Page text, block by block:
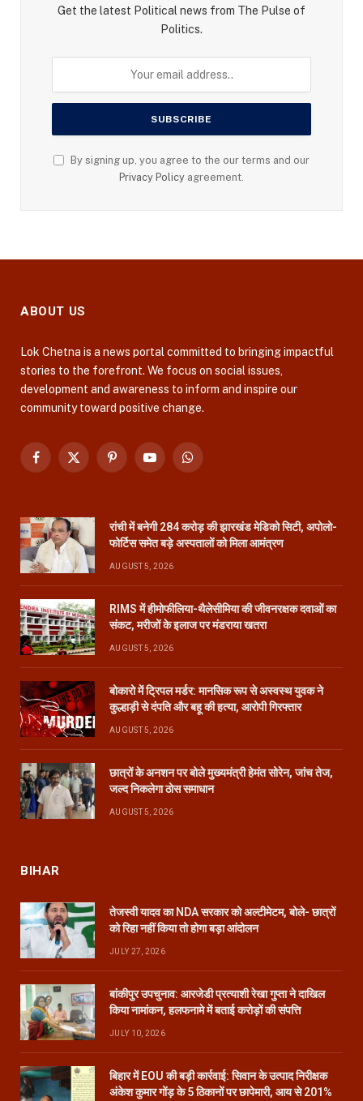
Get the latest Political news from The Pulse of
Politics.
By signing up, you agree to the our terms and our
Privacy Policy agreement.
ABOUT US
Lok Chetna is a news portal committed to bringing impactful
stories to the forefront. We focus on social issues,
development and awareness to inform and inspire our
community toward positive change.
Facebook
X
PinterestYouTubeWhatsApp
रांची में बनेगी 284 करोड़ की झारखंड मेडिको सिटी, अपोलो-
फोर्टिस समेत बड़े अस्पतालों को मिला आमंत्रण
AUGUST 5, 2026
RIMS में हीमोफीलिया-थैलेसीमिया की जीवनरक्षक दवाओं का
संकट, मरीजों के इलाज पर मंडराया खतरा
AUGUST 5, 2026
बोकारो में ट्रिपल मर्डर: मानसिक रूप से अस्वस्थ युवक ने
कुल्हाड़ी से दंपति और बहू की हत्या, आरोपी गिरफ्तार
AUGUST 5, 2026
छात्रों के अनशन पर बोले मुख्यमंत्री हेमंत सोरेन, जांच तेज,
जल्द निकलेगा ठोस समाधान
AUGUST 5, 2026
BIHAR
तेजस्वी यादव का NDA सरकार को अल्टीमेटम, बोले- छात्रों
को रिहा नहीं किया तो होगा बड़ा आंदोलन
JULY 27, 2026
बांकीपुर उपचुनाव: आरजेडी प्रत्याशी रेखा गुप्ता ने दाखिल
किया नामांकन, हलफनामे में बताई करोड़ों की संपत्ति
JULY 10, 2026
बिहार में EOU की बड़ी कार्रवाई: सिवान के उत्पाद निरीक्षक
अंकेश कुमार गोंड़ के 5 ठिकानों पर छापेमारी, आय से 201%